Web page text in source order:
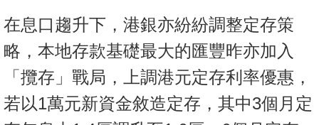
在息口趨升下，港銀亦紛紛調整定存策
略，本地存款基礎最大的匯豐昨亦加入
「攬存」戰局，上調港元定存利率優惠，
若以1萬元新資金敘造定存，其中3個月定